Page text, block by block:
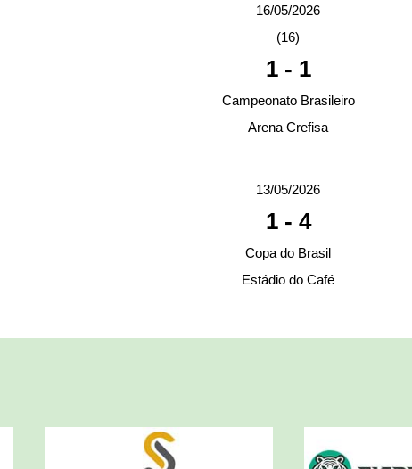
16/05/2026
(16)
1- 1
Campeonato Brasileiro
Arena Crefisa
13/05/2026
1- 4
Copa do Brasil
Estádio do Café